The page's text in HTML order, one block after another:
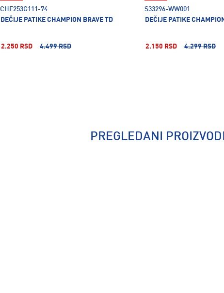
CHF253G111-74
DEČIJE PATIKE CHAMPION BRAVE TD
2.250 RSD 4.499 RSD
S33296-WW001
DEČIJE PATIKE
2.150 RSD 4.299 RSD
PREGLEDANI PROIZVODI